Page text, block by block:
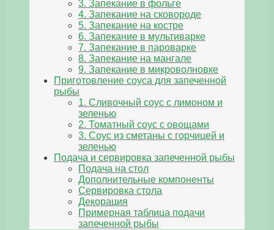
3. Запекание в фольге
4. Запекание на сковороде
5. Запекание на костре
6. Запекание в мультиварке
7. Запекание в пароварке
8. Запекание на мангале
9. Запекание в микроволновке
Приготовление соуса для запеченной
рыбы
1. Сливочный соус с лимоном и
зеленью
2. Томатный соус с овощами
3. Соус из сметаны с горчицей и
зеленью
Подача и сервировка запеченной рыбы
Подача на стол
Дополнительные компоненты
Сервировка стола
Декорация
Примерная таблица подачи
запеченной рыбы